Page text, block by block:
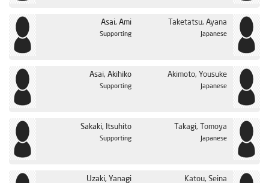
Asai, Ami
Supporting
Taketatsu, Ayana
Japanese
Asai, Akihiko
Supporting
Akimoto, Yousuke
Japanese
Sakaki, Itsuhito
Supporting
Takagi, Tomoya
Japanese
Uzaki, Yanagi Katou, Seina